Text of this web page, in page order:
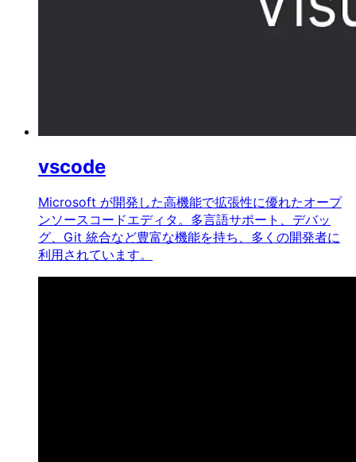
vscode
Microsoft が開発した高機能で拡張性に優れたオープ
ンソースコードエディタ。多言語サポート、デバッ
グ、Git 統合など豊富な機能を持ち、多くの開発者に
利用されています。